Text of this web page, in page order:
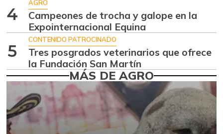
07/25/2026
Ahuyamín
07/25/2026
$ 1.672,87
+7,50%
Ajo
07/25/2026
$ 6.102,86
-2,18%
Ají dulce
01/17/2015
$ 2.880,14
+4,83%
Ají topito dulce $ 3.229,50
4
AGRO
Campeones de trocha y galope en la
Expointernacional Equina
5
CONTENIDO PATROCINADO
Tres posgrados veterinarios que ofrece
la Fundación San Martín
MÁS DE AGRO